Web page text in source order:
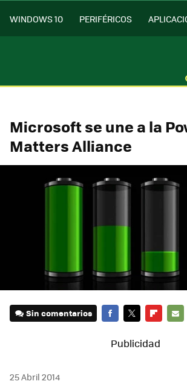
WINDOWS 10 PERIFÉRICOS
Microsoft se une a la
Matters Alliance
Sin comentarios
25 Abril 2014